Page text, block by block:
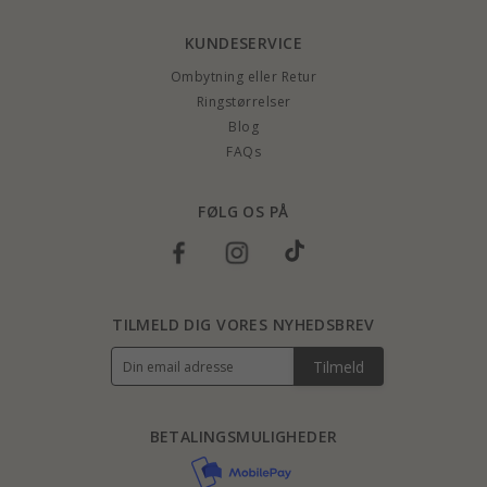
KUNDESERVICE
Ombytning eller Retur
Ringstørrelser
Blog
FAQs
FØLG OS PÅ
BETALINGSMULIGHEDER
TILMELD DIG VORES NYHEDSBREV
Tilmeld